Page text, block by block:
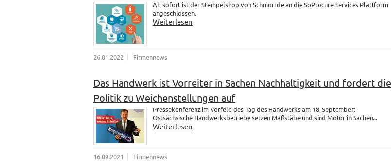
Ab sofort ist der Stempelshop von Schmorrde an die SoProcure Services Plattform
angeschlossen.
Weiterlesen
26.01.2022 Firmennews
Das Handwerk ist Vorreiter in Sachen Nachhaltigkeit und fordert die
Politik zu Weichenstellungen auf
Pressekonferenz im Vorfeld des Tag des Handwerks am 18. September:
Ostsächsische Handwerksbetriebe setzen Maßstäbe und sind Motor in Sachen...
Weiterlesen
16.09.2021 Firmennews